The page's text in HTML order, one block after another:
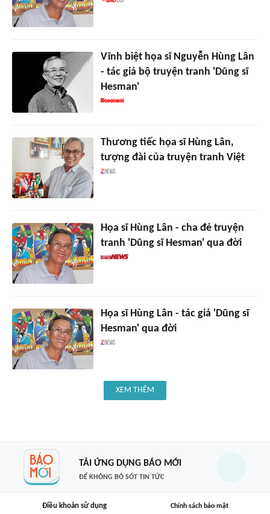
Vĩnh biệt họa sĩ Nguyễn Hùng Lân
- tác giả bộ truyện tranh 'Dũng sĩ
Hesman'
Thương tiếc họa sĩ Hùng Lân,
tượng đài của truyện tranh Việt
Họa sĩ Hùng Lân - cha đẻ truyện
tranh 'Dũng sĩ Hesman' qua đời
Họa sĩ Hùng Lân - tác giả 'Dũng sĩ
Hesman' qua đời
XEM THÊM
TẢI ỨNG DỤNG BÁO MỚI
ĐỂ KHÔNG BỎ SÓT TIN TỨC
Điều khoản sử dụng Chính sách bảo mật